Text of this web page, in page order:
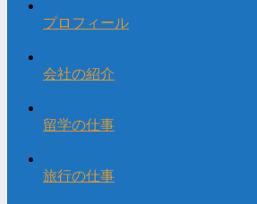
プロフィール
会社の紹介
留学の仕事
旅行の仕事